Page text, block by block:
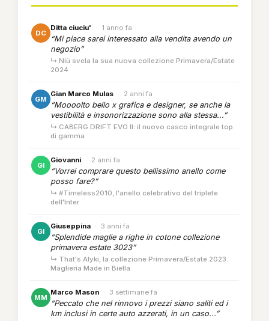
DC
Ditta ciuciu' · 1 anno fa
“Mi piace sarei interessato alla vendita avendo un
negozio”
↳ Niù svela la sua nuova collezione Primavera/Estate
2024
GM
Gian Marco Mulas · 2 anni fa
“Moooolto bello x grafica e designer, se anche la
vestibilità e insonorizzazione sono alla stessa...”
↳ CABERG DRIFT EVO II: il nuovo casco integrale top
di gamma
GI
Giovanni · 2 anni fa
“Vorrei comprare questo bellissimo anello come
posso fare?”
↳ #Timeless2010, l'anello celebrativo del triplete
dell'Inter
GI
Giuseppina · 3 anni fa
“Splendide maglie a righe in cotone collezione
primavera estate 3023”
↳ That's Alyki, la collezione Primavera/Estate 2023.
Maglieria Made in Biella
MM
Marco Mason · 3 settimane fa
“Peccato che nel rinnovo i prezzi siano saliti ed i
km inclusi in certe auto azzerati, in un caso...”